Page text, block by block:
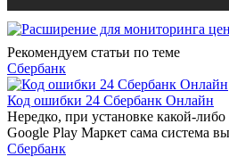
Рекомендуем статьи по теме
Сбербанк
Код ошибки 24 Сбербанк Онлайн
Нередко, при установке какой-
Google Play Маркет сама система
Сбербанк